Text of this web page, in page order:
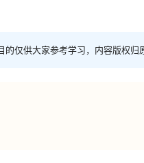
仅供大家参考学习，内容版权归